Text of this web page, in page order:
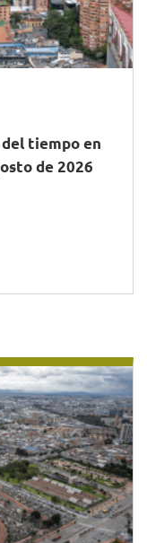
tiempo en
de 2026